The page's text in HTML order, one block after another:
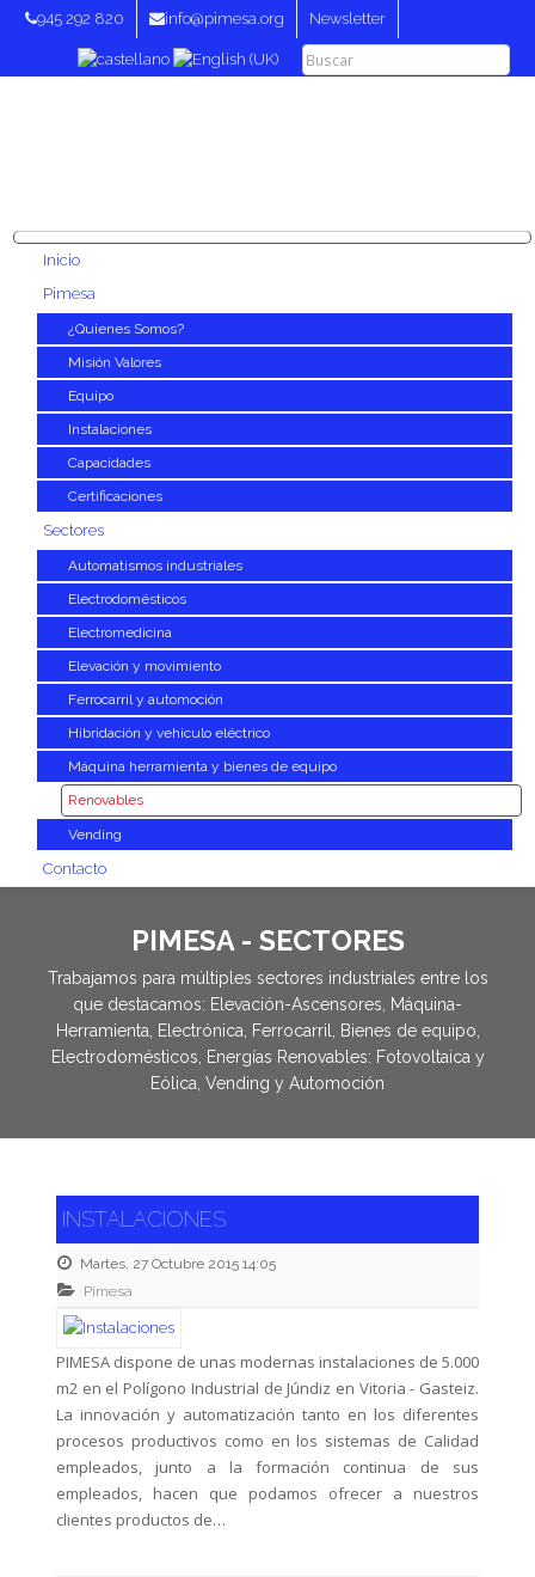
945 292 820 info@pimesa.org Newsletter
Inicio
Pimesa
¿Quienes Somos?
Misión Valores
Equipo
Instalaciones
Capacidades
Certificaciones
Sectores
Automatismos industriales
Electrodomésticos
Electromedicina
Elevación y movimiento
Ferrocarril y automoción
Hibridación y vehículo eléctrico
Máquina herramienta y bienes de equipo
Renovables
Vending
Contacto
PIMESA - SECTORES
Trabajamos para múltiples sectores industriales entre los
que destacamos: Elevación-Ascensores, Máquina-
Herramienta, Electrónica, Ferrocarril, Bienes de equipo,
Electrodomésticos, Energías Renovables: Fotovoltaica y
Eólica, Vending y Automoción
INSTALACIONES
Martes, 27 Octubre 2015 14:05
Pimesa
PIMESA dispone de unas modernas instalaciones de 5.000
m2 en el Polígono Industrial de Júndiz en Vitoria - Gasteiz.
La innovación y automatización tanto en los diferentes
procesos productivos como en los sistemas de Calidad
empleados, junto a la formación continua de sus
empleados, hacen que podamos ofrecer a nuestros
clientes productos de…